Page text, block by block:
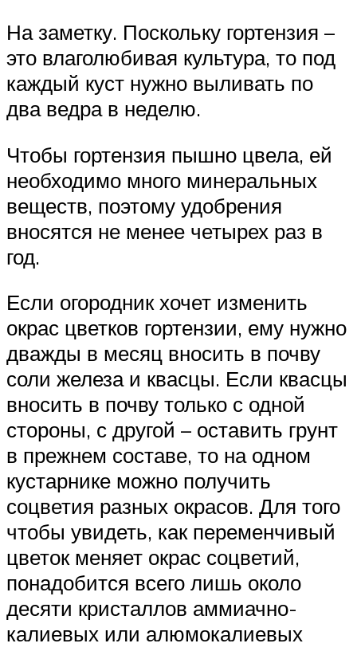
На заметку. Поскольку гортензия –
это влаголюбивая культура, то под
каждый куст нужно выливать по
два ведра в неделю.
Чтобы гортензия пышно цвела, ей
необходимо много минеральных
веществ, поэтому удобрения
вносятся не менее четырех раз в
год.
Если огородник хочет изменить
окрас цветков гортензии, ему нужно
дважды в месяц вносить в почву
соли железа и квасцы. Если квасцы
вносить в почву только с одной
стороны, с другой – оставить грунт
в прежнем составе, то на одном
кустарнике можно получить
соцветия разных окрасов. Для того
чтобы увидеть, как переменчивый
цветок меняет окрас соцветий,
понадобится всего лишь около
десяти кристаллов аммиачно-
калиевых или алюмокалиевых